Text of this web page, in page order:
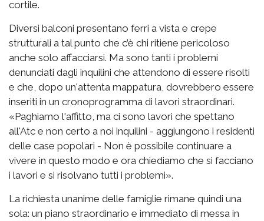
cortile.
Diversi balconi presentano ferri a vista e crepe
strutturali a tal punto che c’è chi ritiene pericoloso
anche solo affacciarsi. Ma sono tanti i problemi
denunciati dagli inquilini che attendono di essere risolti
e che, dopo un'attenta mappatura, dovrebbero essere
inseriti in un cronoprogramma di lavori straordinari.
«Paghiamo l'affitto, ma ci sono lavori che spettano
all'Atc e non certo a noi inquilini - aggiungono i residenti
delle case popolari - Non è possibile continuare a
vivere in questo modo e ora chiediamo che si facciano
i lavori e si risolvano tutti i problemi».
La richiesta unanime delle famiglie rimane quindi una
sola: un piano straordinario e immediato di messa in